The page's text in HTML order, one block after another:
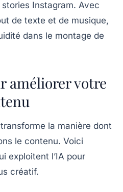
Instagram. Avec
de texte et de musique,
dans le montage de
améliorer votre
la manière dont
le contenu. Voici
exploitent l’IA pour
créatif.